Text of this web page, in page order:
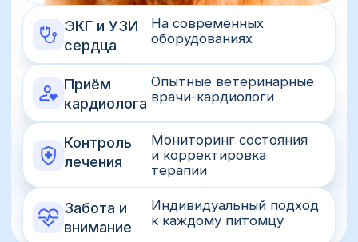
КОГДА НУЖНО
ОБРАТИТЬСЯ
ЗА ПОМОЩЬЮ:
Снижение активности
Питомец отказывается от привычных игр или
быстро устает
Ранний сигнал
Кашель